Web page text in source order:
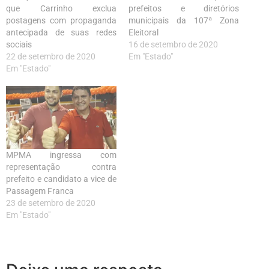
que Carrinho exclua
postagens com propaganda
antecipada de suas redes
sociais
22 de setembro de 2020
Em "Estado"
prefeitos e diretórios
municipais da 107ª Zona
Eleitoral
16 de setembro de 2020
Em "Estado"
MPMA ingressa com
representação contra
prefeito e candidato a vice de
Passagem Franca
23 de setembro de 2020
Em "Estado"